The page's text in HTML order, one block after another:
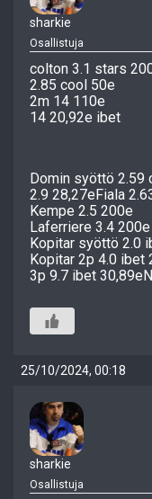
sharkie
Osallistuja
colton 3.1 stars
2.85 cool 50e
2m 14 110e
14 20,92e ibet
Domin syöttö 2.59
2.9 28,27eFiala
Kempe 2.5 200e
Laferriere 3.4 200e
Kopitar syöttö 2.0
Kopitar 2p 4.0 ibet
3p 9.7 ibet
25/10/2024, 00:18
sharkie
Osallistuja